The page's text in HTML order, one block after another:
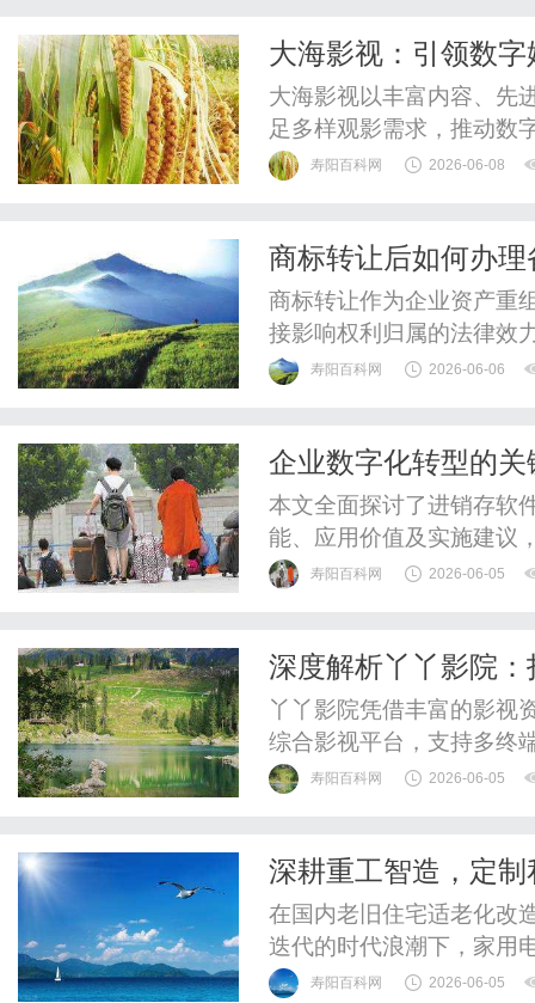
商的典型珠三角企业。一
大海影视：引领数
大海影视以丰富内容、先
足多样观影需求，推动数
寿阳百科网 2026-06-08
商标转让后如何办理
商标转让作为企业资产重
接影响权利归属的法律效
的转让协议虽不影响合同
策略。一、商标转让备案
寿阳百科网 2026-06-06
企业数字化转型的
应用
本文全面探讨了进销存软
能、应用价值及实施建议
寿阳百科网 2026-06-05
深度解析丫丫影院
丫丫影院凭借丰富的影视
综合影视平台，支持多终
寿阳百科网 2026-06-05
深耕重工智造，定
公司企业全维度介绍
在国内老旧住宅适老化改
迭代的时代浪潮下，家用
套产品，无坑安装、小井
寿阳百科网 2026-06-05